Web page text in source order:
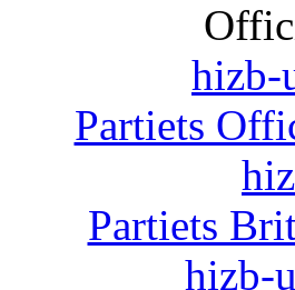
hizb-
Partiets
Partiets
hizb-